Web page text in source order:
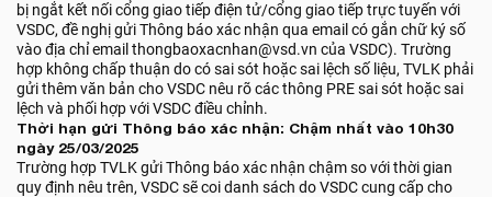
bị ngắt kết nối cổng giao tiếp điện tử/cổng giao tiếp trực tuyến với
VSDC, đề nghị gửi Thông báo xác nhận qua email có gắn chữ ký số
vào địa chỉ email thongbaoxacnhan@vsd.vn của VSDC). Trường
hợp không chấp thuận do có sai sót hoặc sai lệch số liệu, TVLK phải
gửi thêm văn bản cho VSDC nêu rõ các thông PRE sai sót hoặc sai
lệch và phối hợp với VSDC điều chỉnh.
Thời hạn gửi Thông báo xác nhận: Chậm nhất vào 10h30
ngày 25/03/2025
Trường hợp TVLK gửi Thông báo xác nhận chậm so với thời gian
quy định nêu trên, VSDC sẽ coi danh sách do VSDC cung cấp cho